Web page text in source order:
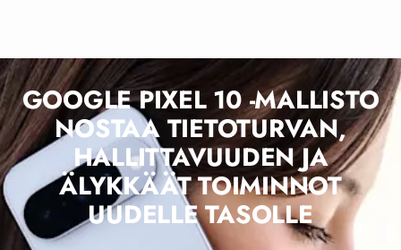
GOOGLE PIXEL 10 -MALLISTO
NOSTAA TIETOTURVAN,
HALLITTAVUUDEN JA
ÄLYKKÄÄT TOIMINNOT
UUDELLE TASOLLE